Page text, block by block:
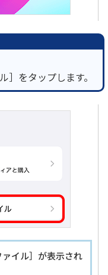
］をタップします。
ァイル］が表示され